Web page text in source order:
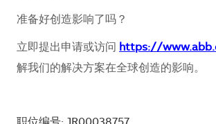
准备好创造影响了吗？
立即提出申请或访问 https://
解我们的解决方案在全球创造的影响。